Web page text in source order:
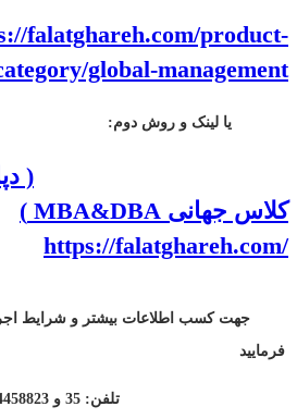
falatghareh.com/product-
global-management/
یا لینک و روش دوم:
(
کلاس جهانی MBA&DBA
)
/https://
falatghareh.com
جهت کسب اطلاعات بیشتر و شرایط
فرمایید